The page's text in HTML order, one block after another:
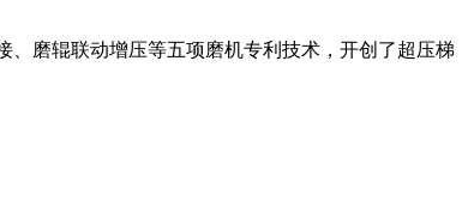
磨辊联动增压等五项磨机专利技术，开创了超压梯